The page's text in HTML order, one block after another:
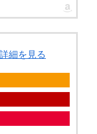
細を見る